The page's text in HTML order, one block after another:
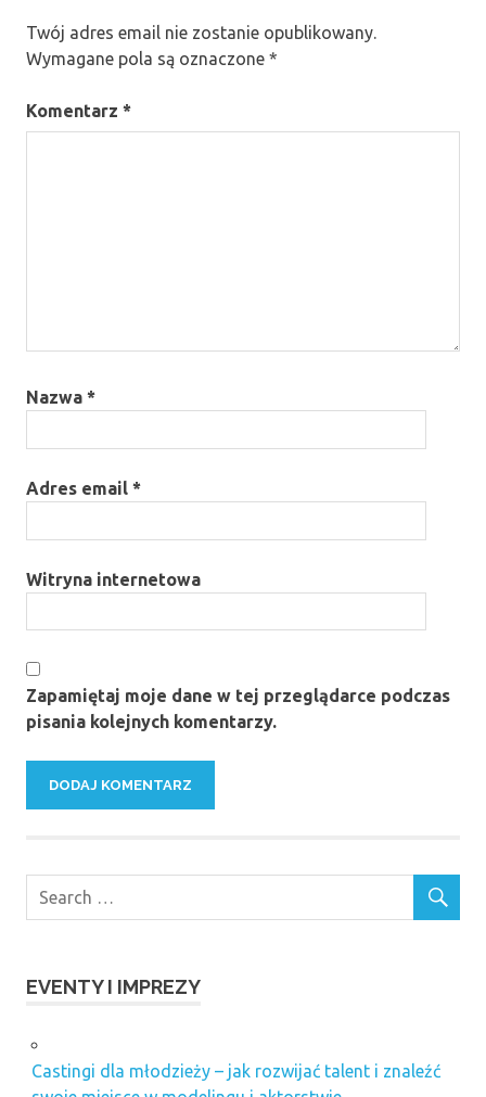
Twój adres email nie zostanie opublikowany.
Wymagane pola są oznaczone *
Komentarz *
Nazwa *
Adres email *
Witryna internetowa
Zapamiętaj moje dane w tej przeglądarce podczas
pisania kolejnych komentarzy.
EVENTY I IMPREZY
Castingi dla młodzieży – jak rozwijać talent i znaleźć